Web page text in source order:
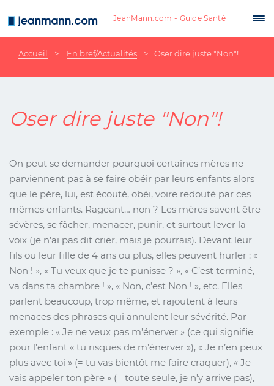
JeanMann.com - Guide Santé
Accueil En bref/Actualités Oser dire juste "Non"!
Oser dire juste "Non"!
On peut se demander pourquoi certaines mères ne
parviennent pas à se faire obéir par leurs enfants alors
que le père, lui, est écouté, obéi, voire redouté par ces
mêmes enfants. Rageant… non ? Les mères savent être
sévères, se fâcher, menacer, punir, et surtout lever la
voix (je n’ai pas dit crier, mais je pourrais). Devant leur
fils ou leur fille de 4 ans ou plus, elles peuvent hurler : «
Non ! », « Tu veux que je te punisse ? », « C’est terminé,
va dans ta chambre ! », « Non, c’est Non ! », etc. Elles
parlent beaucoup, trop même, et rajoutent à leurs
menaces des phrases qui annulent leur sévérité. Par
exemple : « Je ne veux pas m’énerver » (ce qui signifie
pour l’enfant « tu risques de m’énerver »), « Je n’en peux
plus avec toi » (= tu vas bientôt me faire craquer), « Je
vais appeler ton père » (= toute seule, je n’y arrive pas),